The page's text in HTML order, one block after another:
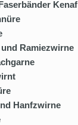
Kenaf
Ramiezwirne
Hanfzwirne